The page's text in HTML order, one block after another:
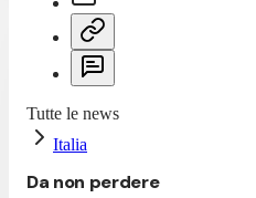
della maglia azzurra che
questo finale. Per questo
futuro", ha detto in
0:12
Tutte le news
Italia
Da non perdere